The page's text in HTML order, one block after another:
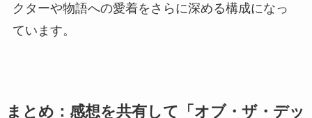
クターや物語への愛着をさらに深める構成になっ
ています。
まとめ：感想を共有して「オブ・ザ・デッ